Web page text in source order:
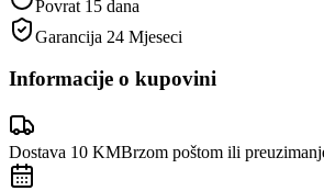
Povrat 15 dana
Garancija 24 Mjeseci
Informacije o kupovini
Dostava 10 KMBrzom poštom ili